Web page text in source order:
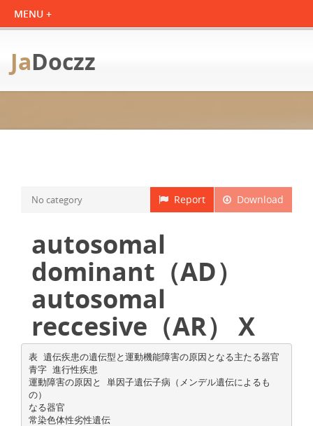
JaDoczz
Download
Report
No category
autosomal
dominant（AD）
autosomal
reccesive（AR） X
表 遺伝疾患の遺伝型と運動機能障害の原因となる主たる器官
青字 進行性疾患
運動障害の原因と 単因子遺伝子病（メンデル遺伝によるも
の）
なる器官
常染色体性劣性遺伝